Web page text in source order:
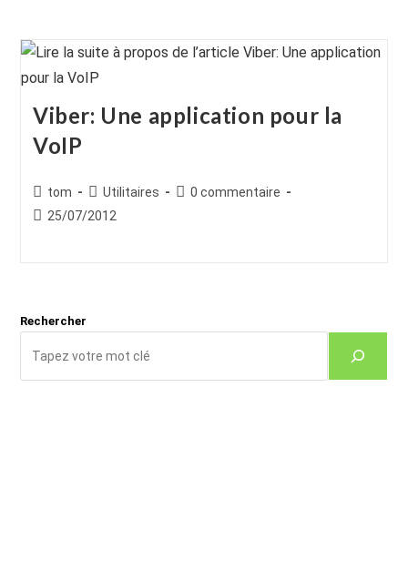
Viber: Une application pour la
VoIP
Auteur/autrice
de
tom
Post
category:
Utilitaires
Commentaires
0 commentaire
Publication
25/07/2012
Rechercher